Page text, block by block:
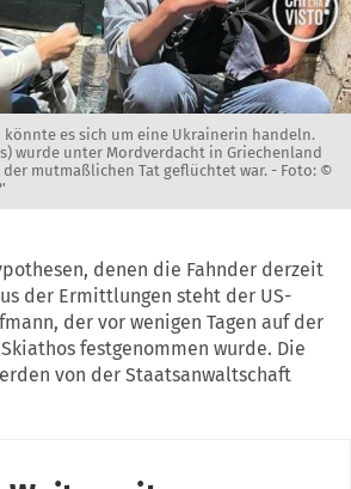
könnte es sich um eine Ukrainerin handeln.
wurde unter Mordverdacht in Griechenland
mutmaßlichen Tat geflüchtet war. - Foto: ©
denen die Fahnder derzeit
der Ermittlungen steht der US-
der vor wenigen Tagen auf der
festgenommen wurde. Die
von der Staatsanwaltschaft